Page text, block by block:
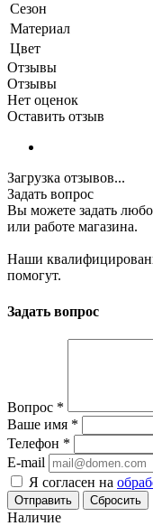
Сезон
Материал
Цвет
Отзывы
Отзывы
Нет оценок
Оставить отзыв
Загрузка отзывов...
Задать вопрос
Вы можете задать
или работе магазина.
Наши
помогут.
Задать вопрос
Вопрос *
Ваше имя *
Телефон *
E-mail
Я согласен на
Сбросить
Наличие